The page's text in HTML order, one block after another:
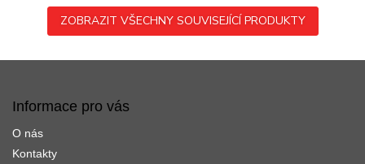
ZOBRAZIT VŠECHNY SOUVISEJÍCÍ PRODUKTY
Informace pro vás
O nás
Kontakty